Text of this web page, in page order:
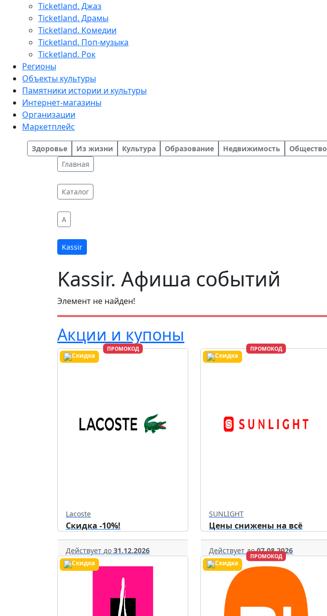
Ticketland. Джаз
Ticketland. Драмы
Ticketland. Комедии
Ticketland. Поп-музыка
Ticketland. Рок
Регионы
Объекты культуры
Памятники истории и культуры
Интернет-магазины
Организации
Маркетплейс
Здоровье Из жизни Культура Образование Недвижимость Общество
Главная
Каталог
A
Kassir
Kassir. Афиша событий
Элемент не найден!
Акции и купоны
ПРОМОКОД
Lacoste
Скидка -10%!
Действует до 31.12.2026
ПРОМОКОД
SUNLIGHT
Цены снижены на всё
Действует до07.08.2026
ПРОМОКОД